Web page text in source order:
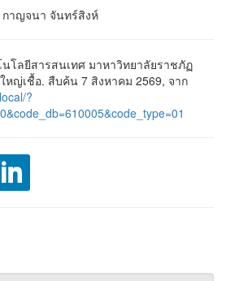
าญจนา จันทร์สิงห์
โลยีสารสนเทศ มาหาวิทยาลัยราชภัฏ
หญ่เชื้อ. สืบค้น 7 สิงหาคม 2569, จาก
?